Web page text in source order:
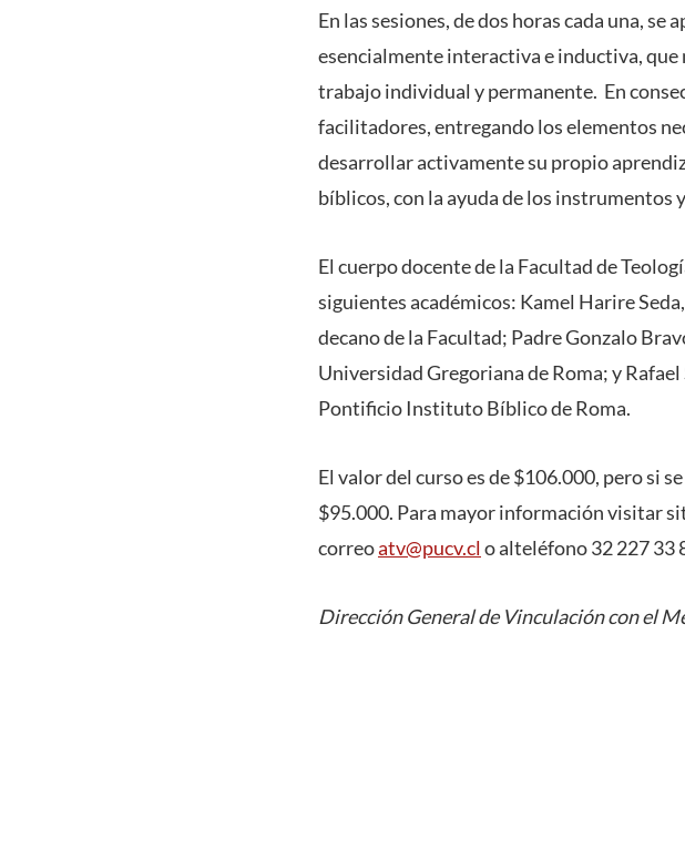
En las sesiones, de dos horas cada una,
esencialmente interactiva e inductiva,
trabajo individual y permanente. En
facilitadores, entregando los elementos
desarrollar activamente su propio
bíblicos, con la ayuda de los instrumentos
El cuerpo docente de la Facultad de
siguientes académicos: Kamel Harire
decano de la Facultad; Padre Gonzalo
Universidad Gregoriana de Roma; y
Pontificio Instituto Bíblico de Roma.
El valor del curso es de $106.000, pero si
$95.000. Para mayor información visitar
correoatv@pucv.cl o alteléfono 32 227 33
Dirección General de Vinculación con el